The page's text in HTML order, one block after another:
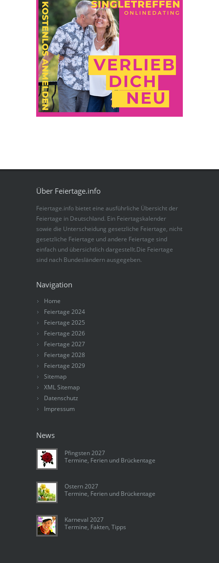
Über Feiertage.info
Feiertage.info bietet eine ausführliche Übersicht der
Feiertage in Deutschland. Ein Feiertagskalender
sowie die Unterscheidung gesetzliche Feiertage, nicht
gesetzliche Feiertage und andere Feiertage sind
einfach und übersichtlich dargestellt.Die Feiertage
sind nach Bundesländern ausgegeben.
Navigation
Home
Feiertage 2024
Feiertage 2025
Feiertage 2026
Feiertage 2027
Feiertage 2028
Feiertage 2029
Sitemap
XML Sitemap
Datenschutz
Impressum
News
Pfingsten 2027
Termine, Ferien und Brückentage
Ostern 2027
Termine, Ferien und Brückentage
Karneval 2027
Termine, Fakten, Tipps